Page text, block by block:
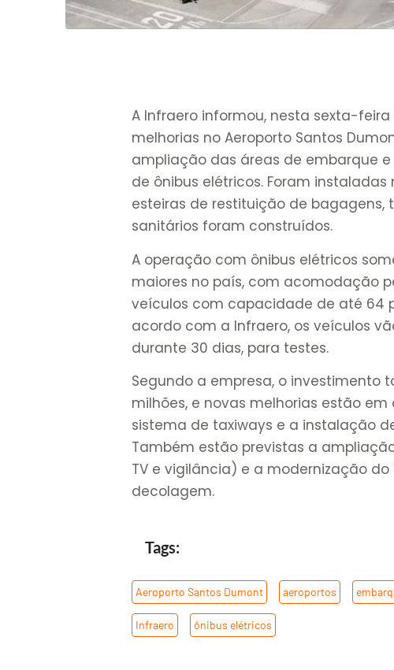
A Infraero informou, nesta sexta-
melhorias no Aeroporto Santos
ampliação das áreas de embarque
de ônibus elétricos. Foram
esteiras de restituição de bagagens,
sanitários foram construídos.
A operação com ônibus elétricos
maiores no país, com acomodação
veículos com capacidade de até 64
acordo com a Infraero, os veículos
durante 30 dias, para testes.
Segundo a empresa, o investimento
milhões, e novas melhorias estão
sistema de taxiways e a instalação
Também estão previstas a
TV e vigilância) e a modernização
decolagem.
Tags:
Aeroporto Santos Dumont aeroportos
Infraero ônibus elétricos